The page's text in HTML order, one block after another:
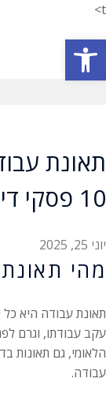
t>
תאונת
10 פסקי דין חשובים
יוני 25, 2025
מהי
תאונת עבודה היא כל
הלאומי, גם תאונות
עבודה.
פתח סרגל